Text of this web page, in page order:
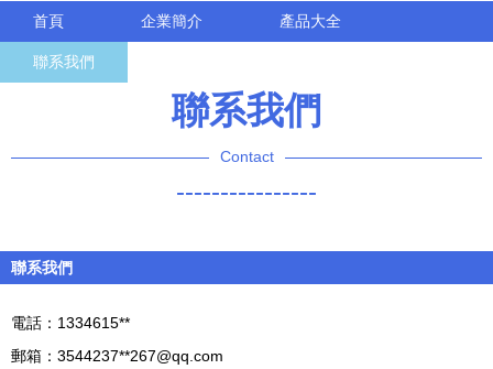
首頁 企業簡介 產品大全
聯系我們
聯系我們
Contact
----------------
聯系我們
電話：1334615**
郵箱：3544237**267@qq.com